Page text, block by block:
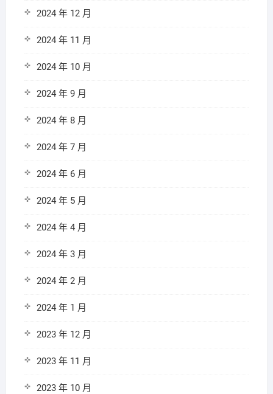
2024 年 12 月
2024 年 11 月
2024 年 10 月
2024 年 9 月
2024 年 8 月
2024 年 7 月
2024 年 6 月
2024 年 5 月
2024 年 4 月
2024 年 3 月
2024 年 2 月
2024 年 1 月
2023 年 12 月
2023 年 11 月
2023 年 10 月